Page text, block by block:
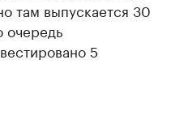
там выпускается 30
5